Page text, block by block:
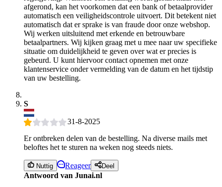
afgerond, kan het voorkomen dat een bank of betaalprovider
automatisch een veiligheidscontrole uitvoert. Dit betekent niet
automatisch dat er sprake is van fraude door onze webshop.
Wij werken uitsluitend met erkende en betrouwbare
betaalpartners. Wij kijken graag met u mee naar uw specifieke
situatie om duidelijkheid te geven over wat er precies is
gebeurd. U kunt hiervoor contact opnemen met onze
klantenservice onder vermelding van de datum en het tijdstip
van uw bestelling.
S
31-8-2025
Er ontbreken delen van de bestelling. Na diverse mails met
beloftes het te sturen na weken nog steeds niets.
Nuttig Reageer Deel
Antwoord van Junai.nl